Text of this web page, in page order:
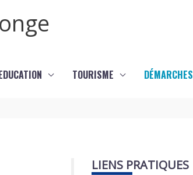
TOURISME DÉMARCHES
LIENS PRATIQUES